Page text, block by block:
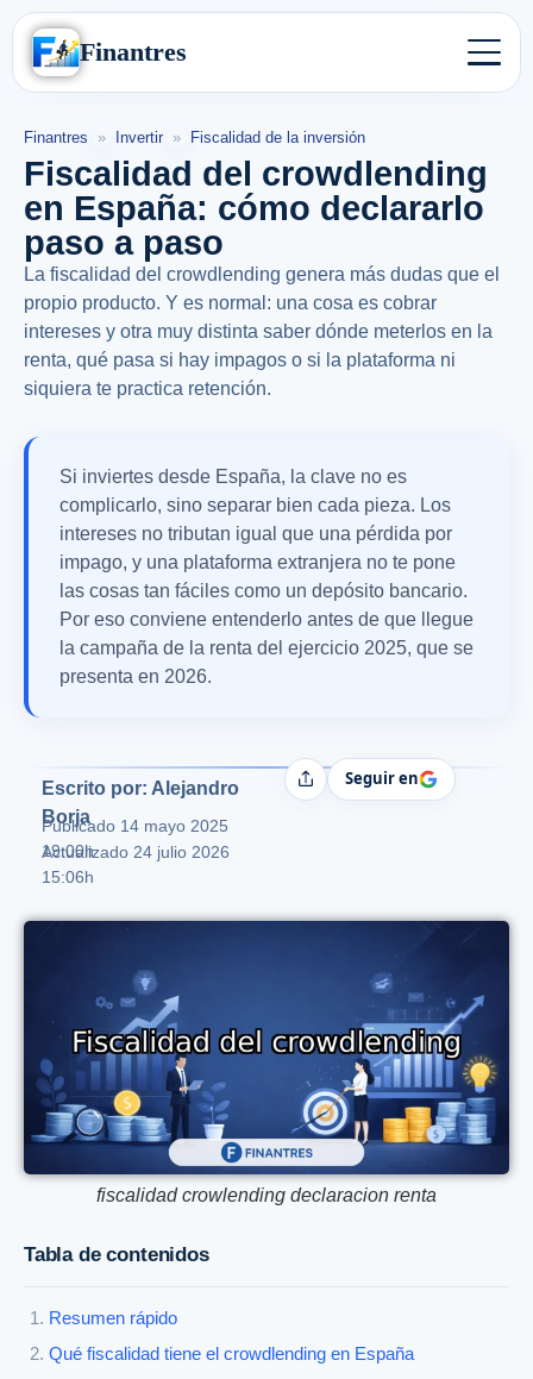
Finantres
Finantres » Invertir » Fiscalidad de la inversión
Fiscalidad del crowdlending
en España: cómo declararlo
paso a paso
La fiscalidad del crowdlending genera más dudas que el
propio producto. Y es normal: una cosa es cobrar
intereses y otra muy distinta saber dónde meterlos en la
renta, qué pasa si hay impagos o si la plataforma ni
siquiera te practica retención.
Si inviertes desde España, la clave no es
complicarlo, sino separar bien cada pieza. Los
intereses no tributan igual que una pérdida por
impago, y una plataforma extranjera no te pone
las cosas tan fáciles como un depósito bancario.
Por eso conviene entenderlo antes de que llegue
la campaña de la renta del ejercicio 2025, que se
presenta en 2026.
Escrito por: Alejandro
Borja
Publicado 14 mayo 2025
19:00h
Actualizado 24 julio 2026
15:06h
CompartirSeguir en
fiscalidad crowlending declaracion renta
Tabla de contenidos
Resumen rápido
Qué fiscalidad tiene el crowdlending en España